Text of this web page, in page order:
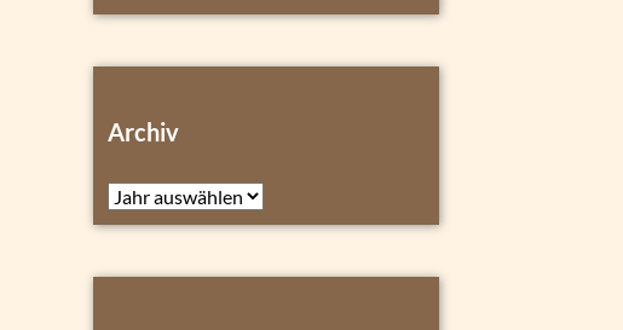
Archiv
Archiv